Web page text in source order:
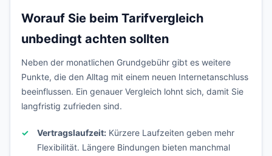
Worauf Sie beim Tarifvergleich
unbedingt achten sollten
Neben der monatlichen Grundgebühr gibt es weitere
Punkte, die den Alltag mit einem neuen Internetanschluss
beeinflussen. Ein genauer Vergleich lohnt sich, damit Sie
langfristig zufrieden sind.
Vertragslaufzeit: Kürzere Laufzeiten geben mehr
Flexibilität. Längere Bindungen bieten manchmal